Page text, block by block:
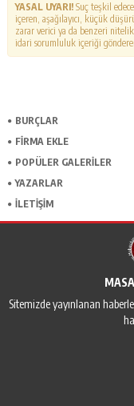
YASAL UYARI!Suç teşkil
içeren, aşağılayıcı, küçük
zarar verici ya da benzeri
idari sorumluluk içeriği
BURÇLAR
FİRMA EKLE
POPÜLER GALERİLER
YAZARLAR
İLETİŞİM
Sitemizde yayınlanan